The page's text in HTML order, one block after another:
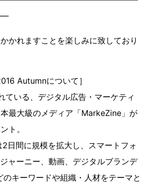
かれますことを楽しみに致しており
Autumnについて］
ている、デジタル広告・マーケティ
最大級のメディア「MarkeZine」が
ト。
日間に規模を拡大し、スマートフォ
ャーニー、動画、デジタルブランデ
のキーワードや組織・人材をテーマと